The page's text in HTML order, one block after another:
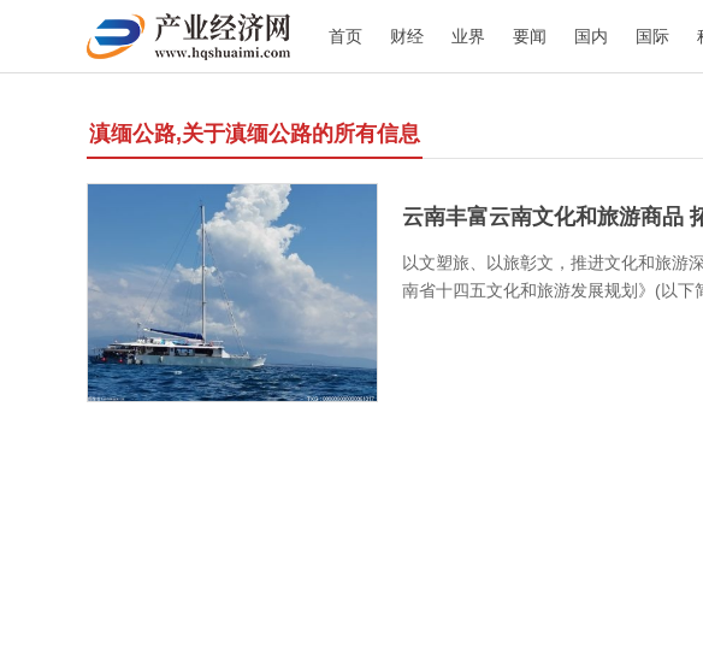
首页 财经 业界 要闻 国内 国际
滇缅公路,关于滇缅公路的所有信息
云南丰富云南文化和旅游商品
以文塑旅、以旅彰文，推进文化和旅游
南省十四五文化和旅游发展规划》(以下